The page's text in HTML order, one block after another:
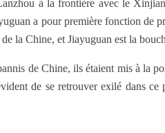
à la frontière avec le
a pour première fonction de
la Chine, et Jiayuguan est la
de Chine, ils étaient mis à la
de se retrouver exilé dans ce